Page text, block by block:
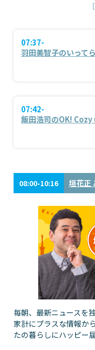
07:37-
羽田美智子のいって
07:42-
飯田浩司のOK!
08:00-10:16 垣花正
毎朝、最新ニュースを
家計にプラスな情報か
たの暮らしにハッピー